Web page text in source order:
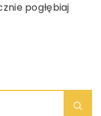
pogłębiaj